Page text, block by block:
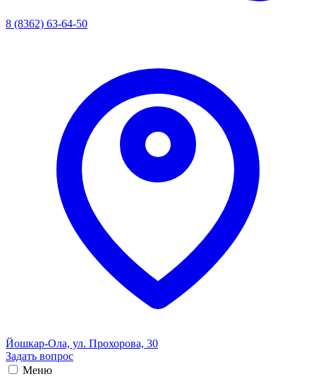
8 (8362) 63-64-50
Йошкар-Ола, ул. Прохорова, 30
Задать вопрос
Меню